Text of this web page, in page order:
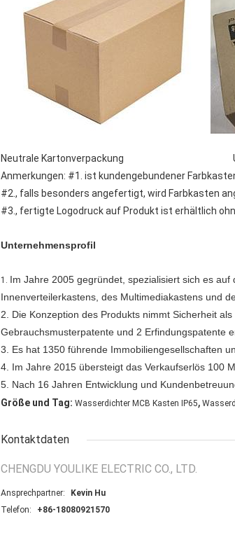
Neutrale Kartonverpackung
Anmerkungen: #1. ist kundengebundener
#2., falls besonders angefertigt, wird Farbkasten
#3., fertigte Logodruck auf Produkt ist erhältlich
Unternehmensprofil
1. Im Jahre 2005 gegründet, spezialisiert sich es
Innenverteilerkastens, des Multimediakastens und
2. Die Konzeption des Produkts nimmt Sicherheit
Gebrauchsmusterpatente und 2 Erfindungspatente
3. Es hat 1350 führende Immobiliengesellschaften
4. Im Jahre 2015 übersteigt das Verkaufserlös 100
5. Nach 16 Jahren Entwicklung und
Größe und Tag: Wasserdichter MCB Kasten IP65,
Kontaktdaten
CHENGDU YOULIKE ELECTRIC CO., LTD.
Ansprechpartner:
Kevin Hu
Telefon:
+86-18080921570